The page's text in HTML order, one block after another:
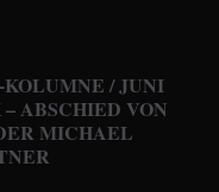
/ JUNI
ABSCHIED VON
MICHAEL